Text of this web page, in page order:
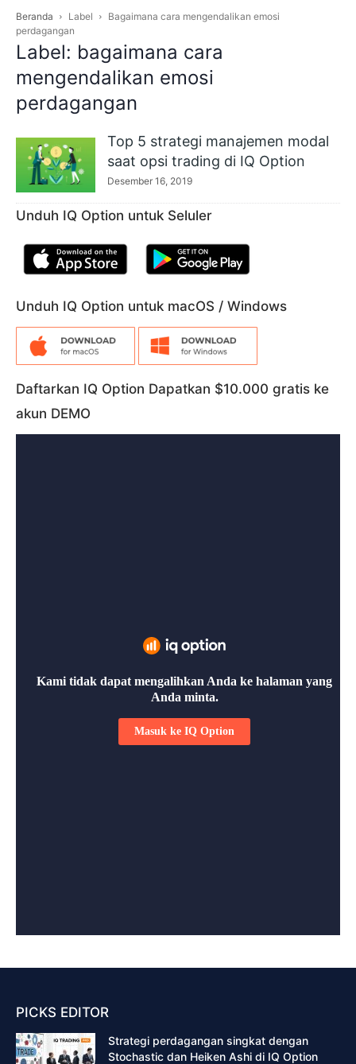
Beranda Label
Bagaimana cara mengendalikan emosi
perdagangan
Label: bagaimana cara
mengendalikan emosi
perdagangan
Top 5 strategi manajemen modal
saat opsi trading di IQ Option
Desember 16, 2019
Unduh IQ Option untuk Seluler
Unduh IQ Option untuk macOS / Windows
Daftarkan IQ Option Dapatkan $10.000 gratis ke
akun DEMO
PICKS EDITOR
Strategi perdagangan singkat dengan
Stochastic dan Heiken Ashi di IQ Option